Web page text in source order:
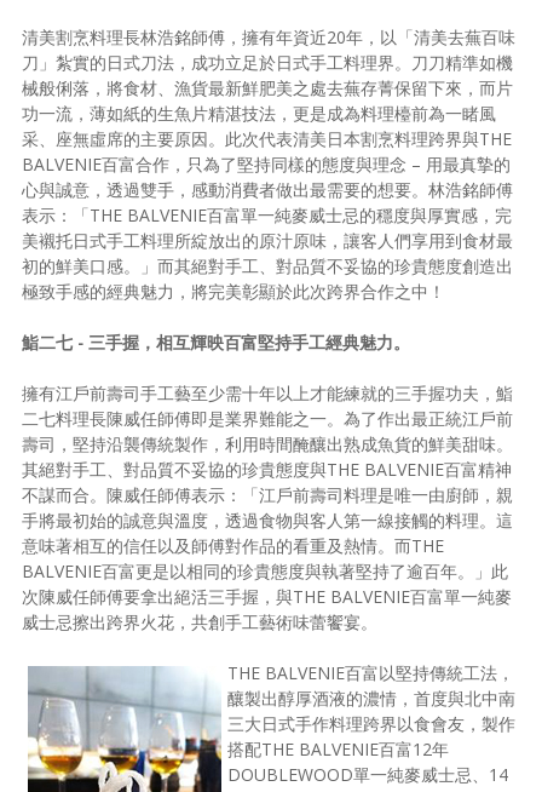
清美割烹料理長林浩銘師傅，擁有年資近20年，以「清美去蕪百味
刀」紮實的日式刀法，成功立足於日式手工料理界。刀刀精準如機
械般俐落，將食材、漁貨最新鮮肥美之處去蕪存菁保留下來，而片
功一流，薄如紙的生魚片精湛技法，更是成為料理檯前為一睹風
采、座無虛席的主要原因。此次代表清美日本割烹料理跨界與THE
BALVENIE百富合作，只為了堅持同樣的態度與理念 – 用最真摯的
心與誠意，透過雙手，感動消費者做出最需要的想要。林浩銘師傅
表示：「THE BALVENIE百富單一純麥威士忌的穩度與厚實感，完
美襯托日式手工料理所綻放出的原汁原味，讓客人們享用到食材最
初的鮮美口感。」而其絕對手工、對品質不妥協的珍貴態度創造出
極致手感的經典魅力，將完美彰顯於此次跨界合作之中！
鮨二七 - 三手握，相互輝映百富堅持手工經典魅力。
擁有江戶前壽司手工藝至少需十年以上才能練就的三手握功夫，鮨
二七料理長陳威任師傅即是業界難能之一。為了作出最正統江戶前
壽司，堅持沿襲傳統製作，利用時間醃釀出熟成魚貨的鮮美甜味。
其絕對手工、對品質不妥協的珍貴態度與THE BALVENIE百富精神
不謀而合。陳威任師傅表示：「江戶前壽司料理是唯一由廚師，親
手將最初始的誠意與溫度，透過食物與客人第一線接觸的料理。這
意味著相互的信任以及師傅對作品的看重及熱情。而THE
BALVENIE百富更是以相同的珍貴態度與執著堅持了逾百年。」此
次陳威任師傅要拿出絕活三手握，與THE BALVENIE百富單一純麥
威士忌擦出跨界火花，共創手工藝術味蕾饗宴。
THE BALVENIE百富以堅持傳統工法，
釀製出醇厚酒液的濃情，首度與北中南
三大日式手作料理跨界以食會友，製作
搭配THE BALVENIE百富12年
DOUBLEWOOD單一純麥威士忌、14